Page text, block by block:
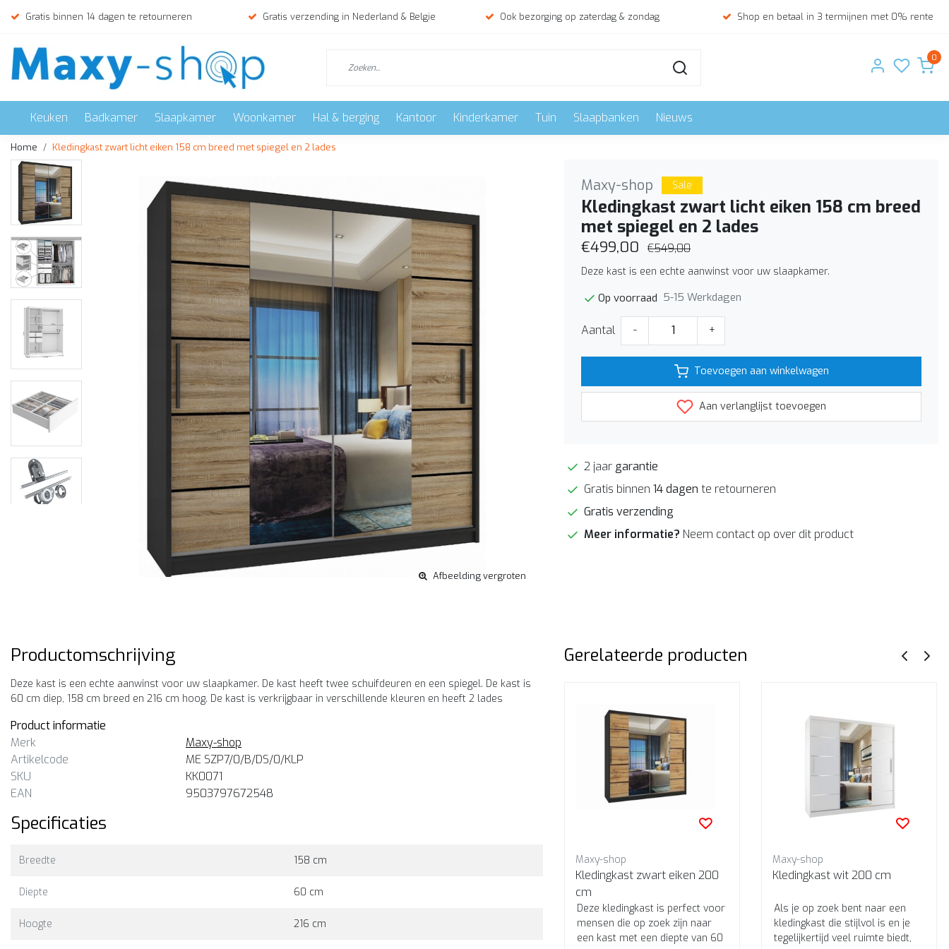
Gratis binnen 14 dagen te retourneren Gratis verzending in Nederland & Belgie Ook bezorging op zaterdag & zondag Shop en betaal in 3 termijnen met 0% rente
0
Keuken Badkamer Slaapkamer Woonkamer Hal & berging Kantoor Kinderkamer Tuin Slaapbanken Nieuws
Home Kledingkast zwart licht eiken 158 cm breed met spiegel en 2 lades
Afbeelding vergroten
Maxy-shop Sale
Kledingkast zwart licht eiken 158 cm breed
met spiegel en 2 lades
€499,00 €549,00
Deze kast is een echte aanwinst voor uw slaapkamer.
Op voorraad 5-15 Werkdagen
Aantal - +
Toevoegen aan winkelwagen
Aan verlanglijst toevoegen
2 jaar garantie
Gratis binnen 14 dagen te retourneren
Gratis verzending
Meer informatie? Neem contact op over dit product
Productomschrijving
Deze kast is een echte aanwinst voor uw slaapkamer. De kast heeft twee schuifdeuren en een spiegel. De kast is
60 cm diep, 158 cm breed en 216 cm hoog. De kast is verkrijgbaar in verschillende kleuren en heeft 2 lades
Product informatie
Merk
Maxy-shop
Artikelcode
ME SZP7/0/B/DS/0/KLP
SKU
KK0071
EAN
9503797672548
Specificaties
Breedte 158 cm
Diepte 60 cm
Hoogte 216 cm
Gerelateerde producten
shop
toevoeging aan elk
schuifdeuren en is voorzien van
Maxy-shop
Kledingkast zwart eiken 200
cm
Deze kledingkast is perfect voor
mensen die op zoek zijn naar
een kast met een diepte van 60
Maxy-shop
Kledingkast wit 200 cm
Als je op zoek bent naar een
kledingkast die stijlvol is en je
tegelijkertijd veel ruimte biedt,